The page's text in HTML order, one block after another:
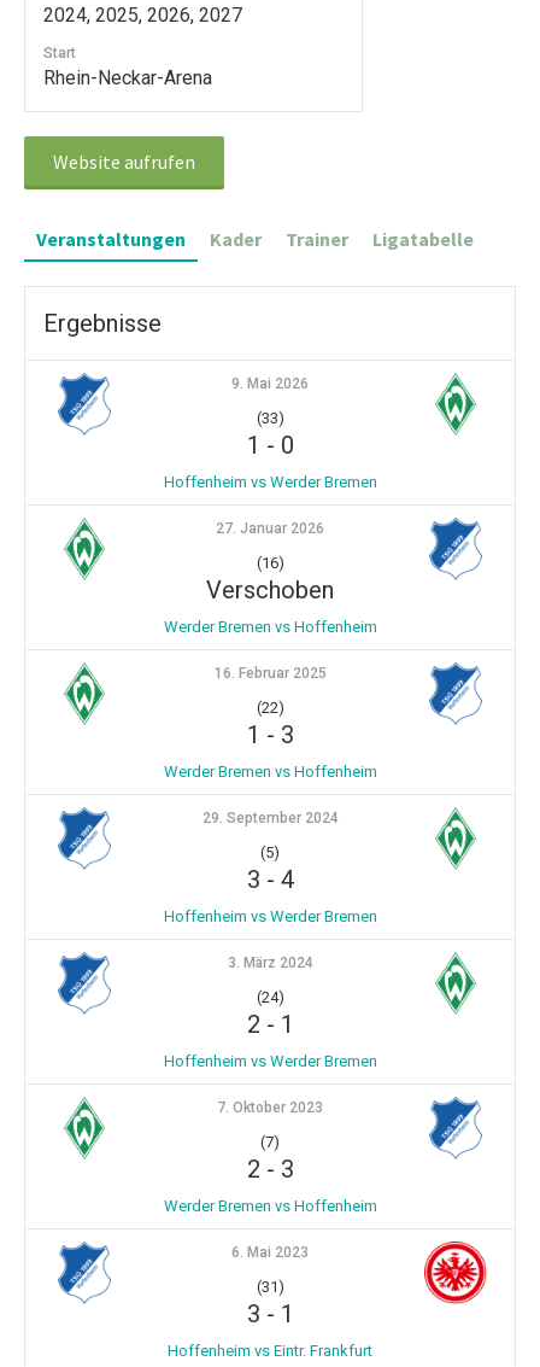
2024, 2025, 2026, 2027
Start
Rhein-Neckar-Arena
Veranstaltungen Kader Trainer Ligatabelle
Ergebnisse
9. Mai 2026
(33)
1 - 0
Hoffenheim vs Werder Bremen
27. Januar 2026
(16)
Verschoben
Werder Bremen vs Hoffenheim
16. Februar 2025
(22)
1 - 3
Werder Bremen vs Hoffenheim
29. September 2024
(5)
3 - 4
Hoffenheim vs Werder Bremen
3. März 2024
(24)
2 - 1
Hoffenheim vs Werder Bremen
7. Oktober 2023
(7)
2 - 3
Werder Bremen vs Hoffenheim
6. Mai 2023
(31)
3 - 1
Hoffenheim vs Eintr. Frankfurt